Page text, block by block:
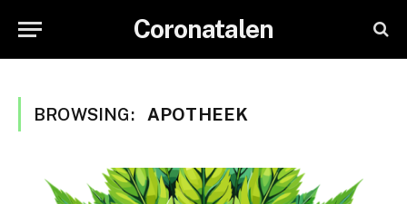
Coronatalen
BROWSING: APOTHEEK